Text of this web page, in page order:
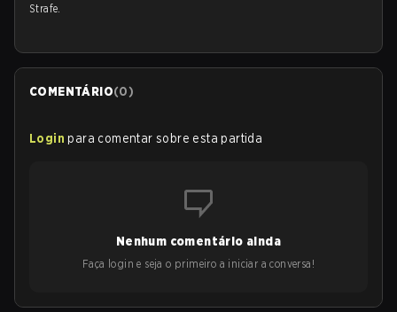
Strafe.
COMENTÁRIO(0)
Login para comentar sobre esta partida
Nenhum comentário ainda
Faça login e seja o primeiro a iniciar a conversa!